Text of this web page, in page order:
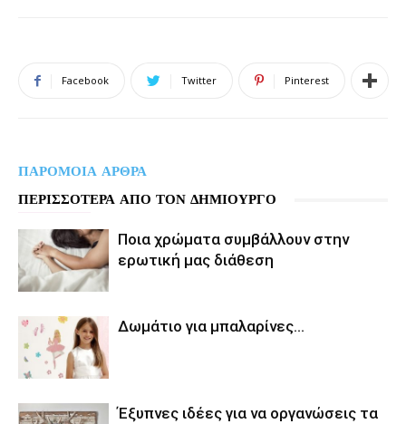
Facebook Twitter Pinterest
ΠΑΡΟΜΟΙΑ ΑΡΘΡΑ
ΠΕΡΙΣΣΟΤΕΡΑ ΑΠΟ ΤΟΝ ΔΗΜΙΟΥΡΓΟ
Ποια χρώματα συμβάλλουν στην
ερωτική μας διάθεση
Δωμάτιο για μπαλαρίνες…
Έξυπνες ιδέες για να οργανώσεις τα